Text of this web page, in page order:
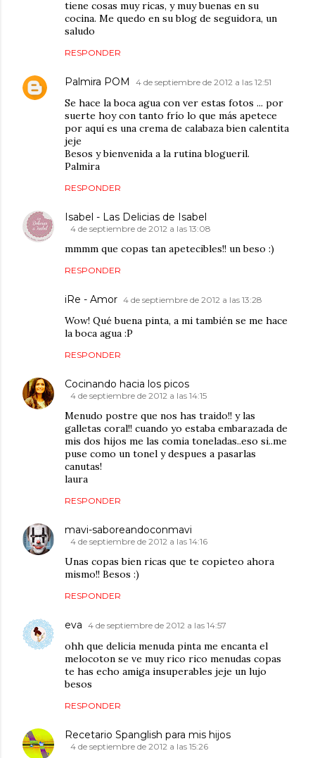
tiene cosas muy ricas, y muy buenas en su
cocina. Me quedo en su blog de seguidora, un
saludo
RESPONDER
Palmira POM 4 de septiembre de 2012 a las 12:51
Se hace la boca agua con ver estas fotos ... por
suerte hoy con tanto frío lo que más apetece
por aquí es una crema de calabaza bien calentita
jeje
Besos y bienvenida a la rutina blogueril.
Palmira
RESPONDER
Isabel - Las Delicias de Isabel
4 de septiembre de 2012 a las 13:08
mmmm que copas tan apetecibles!! un beso :)
RESPONDER
iRe - Amor 4 de septiembre de 2012 a las 13:28
Wow! Qué buena pinta, a mi también se me hace
la boca agua :P
RESPONDER
Cocinando hacia los picos
4 de septiembre de 2012 a las 14:15
Menudo postre que nos has traido!! y las
galletas coral!! cuando yo estaba embarazada de
mis dos hijos me las comia toneladas..eso si..me
puse como un tonel y despues a pasarlas
canutas!
laura
RESPONDER
mavi-saboreandoconmavi
4 de septiembre de 2012 a las 14:16
Unas copas bien ricas que te copieteo ahora
mismo!! Besos :)
RESPONDER
eva 4 de septiembre de 2012 a las 14:57
ohh que delicia menuda pinta me encanta el
melocoton se ve muy rico rico menudas copas
te has echo amiga insuperables jeje un lujo
besos
RESPONDER
Recetario Spanglish para mis hijos
4 de septiembre de 2012 a las 15:26